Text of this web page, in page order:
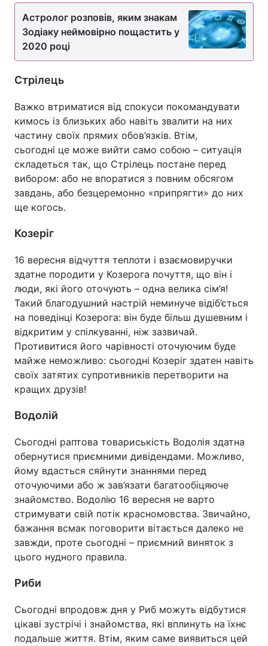
Астролог розповів, яким знакам
Зодіаку неймовірно пощастить у
2020 році
Стрілець
Важко втриматися від спокуси покомандувати
кимось із близьких або навіть звалити на них
частину своїх прямих обов’язків. Втім,
сьогодні це може вийти само собою – ситуація
складеться так, що Стрілець постане перед
вибором: або не впоратися з повним обсягом
завдань, або безцеремонно «припрягти» до них
ще когось.
Козеріг
16 вересня відчуття теплоти і взаємовиручки
здатне породити у Козерога почуття, що він і
люди, які його оточують – одна велика сім’я!
Такий благодушний настрій неминуче відіб’ється
на поведінці Козерога: він буде більш душевним і
відкритим у спілкуванні, ніж зазвичай.
Противитися його чарівності оточуючим буде
майже неможливо: сьогодні Козеріг здатен навіть
своїх затятих супротивників перетворити на
кращих друзів!
Водолій
Сьогодні раптова товариськість Водолія здатна
обернутися приємними дивідендами. Можливо,
йому вдасться сяйнути знаннями перед
оточуючими або ж зав’язати багатообіцяюче
знайомство. Водолію 16 вересня не варто
стримувати свій потік красномовства. Звичайно,
бажання всмак поговорити вітається далеко не
завжди, проте сьогодні – приємний виняток з
цього нудного правила.
Риби
Сьогодні впродовж дня у Риб можуть відбутися
цікаві зустрічі і знайомства, які вплинуть на їхнє
подальше життя. Втім, яким саме виявиться цей